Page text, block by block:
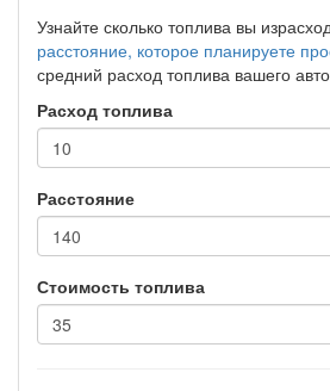
Узнайте сколько топлива вы
расстояние, которое планируете
средний расход топлива вашего
Расход топлива
Расстояние
Стоимость топлива